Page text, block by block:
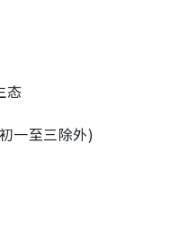
态
一至三除外)